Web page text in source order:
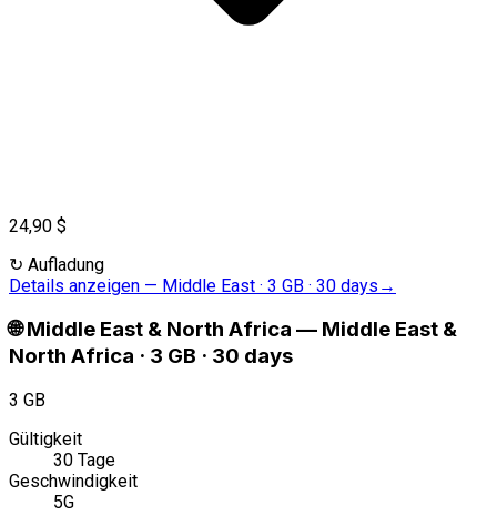
24,90 $
↻ Aufladung
Details anzeigen — Middle East · 3 GB · 30 days →
🌐 Middle East & North Africa — Middle East &
North Africa · 3 GB · 30 days
3 GB
Gültigkeit
30 Tage
Geschwindigkeit
5G